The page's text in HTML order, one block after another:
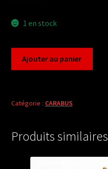
1 en stock
violaceus
A1)
Ajouter au panier
Catégorie : CARABUS
Produits similaires